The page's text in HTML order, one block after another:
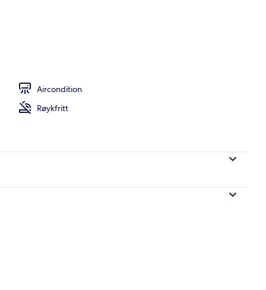
Aircondition
Røykfritt